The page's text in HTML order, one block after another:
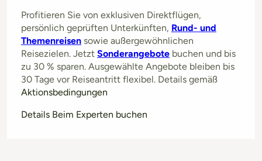
Profitieren Sie von exklusiven Direktflügen,
persönlich geprüften Unterkünften, Rund- und
Themenreisen sowie außergewöhnlichen
Reisezielen. Jetzt Sonderangebote buchen und bis
zu 30 % sparen. Ausgewählte Angebote bleiben bis
30 Tage vor Reiseantritt flexibel. Details gemäß
Aktionsbedingungen
Details Beim Experten buchen